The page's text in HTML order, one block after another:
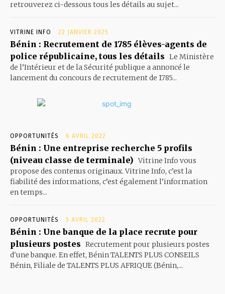
retrouverez ci-dessous tous les détails au sujet...
VITRINE INFO 22 JANVIER 2025
Bénin : Recrutement de 1785 élèves-agents de
police républicaine, tous les détails Le Ministère
de l’Intérieur et de la Sécurité publique a annoncé le
lancement du concours de recrutement de 1785...
OPPORTUNITÉS 6 AVRIL 2022
Bénin : Une entreprise recherche 5 profils
(niveau classe de terminale) Vitrine Info vous
propose des contenus originaux. Vitrine Info, c’est la
fiabilité des informations, c’est également l’information
en temps...
OPPORTUNITÉS 5 AVRIL 2022
Bénin : Une banque de la place recrute pour
plusieurs postes Recrutement pour plusieurs postes
d'une banque. En effet, Bénin TALENTS PLUS CONSEILS
Bénin, Filiale de TALENTS PLUS AFRIQUE (Bénin,...